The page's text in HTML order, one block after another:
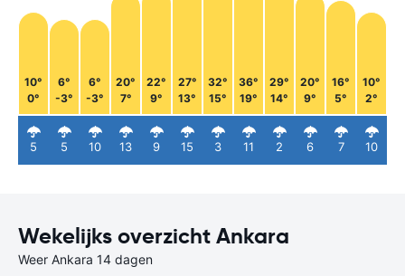
10°
0°
5
6°
-3°
5
6°
-3°
10
20°
7°
13
22°
9°
9
27°
13°
15
32°
15°
3
36°
19°
11
29°
14°
2
20°
9°
6
16°
5°
7
10°
2°
10
Wekelijks overzicht Ankara
Weer Ankara 14 dagen